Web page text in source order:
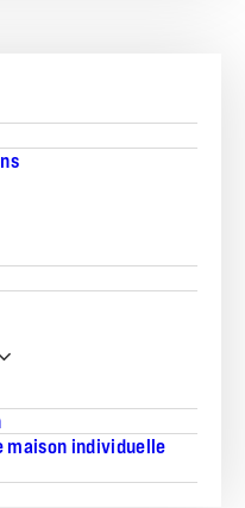
individuelle
contemporaine de
Située à Challans, cette
accompagnement
un projet clé en main,
RE2020.
modernes et de